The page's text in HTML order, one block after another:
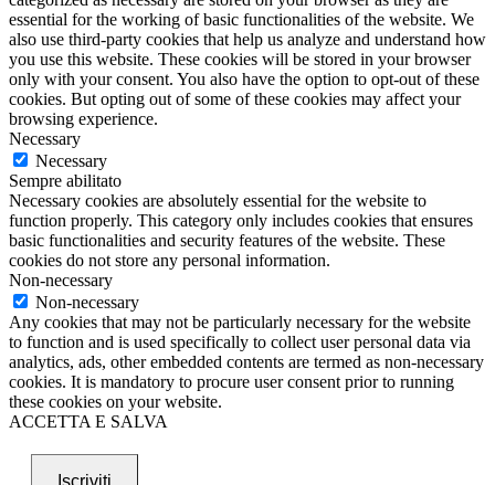
essential for the working of basic functionalities of the website. We
also use third-party cookies that help us analyze and understand how
you use this website. These cookies will be stored in your browser
only with your consent. You also have the option to opt-out of these
cookies. But opting out of some of these cookies may affect your
browsing experience.
Necessary
Necessary
Sempre abilitato
Necessary cookies are absolutely essential for the website to
function properly. This category only includes cookies that ensures
basic functionalities and security features of the website. These
cookies do not store any personal information.
Non-necessary
Non-necessary
Any cookies that may not be particularly necessary for the website
to function and is used specifically to collect user personal data via
analytics, ads, other embedded contents are termed as non-necessary
cookies. It is mandatory to procure user consent prior to running
these cookies on your website.
ACCETTA E SALVA
Iscriviti